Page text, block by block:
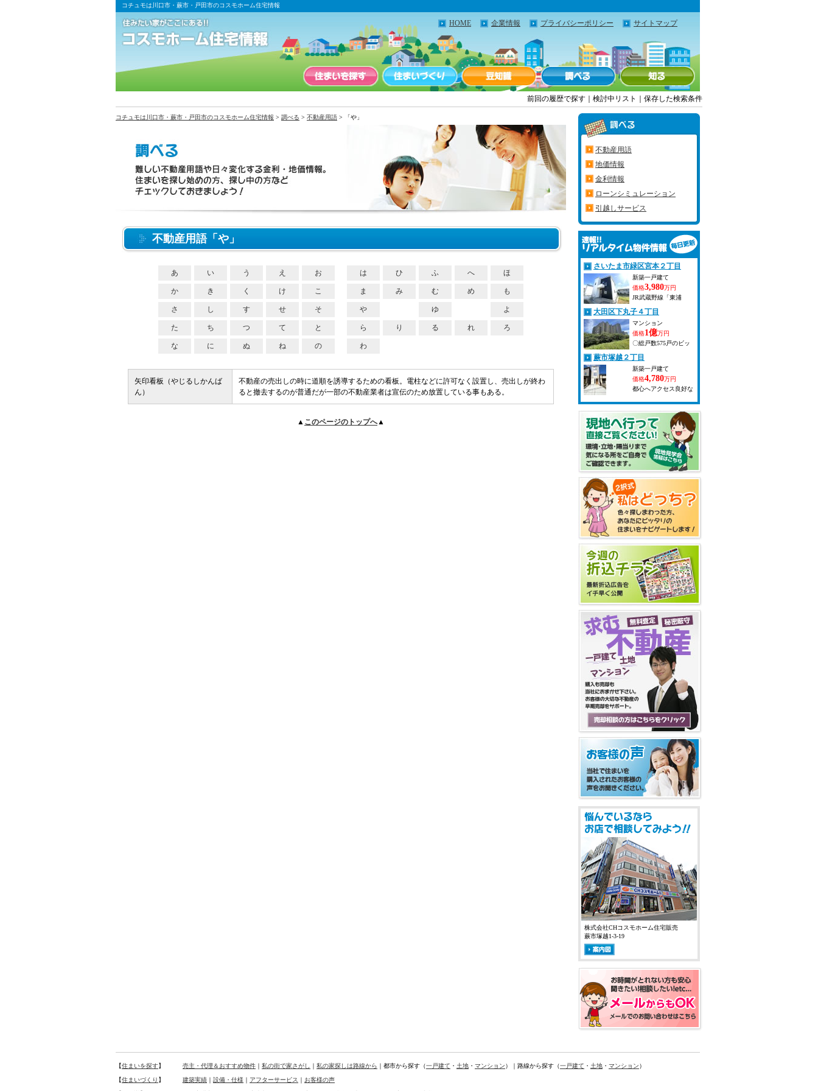
コチュモは川口市・蕨市・戸田市のコスモホーム住宅情報
HOME 企業情報 プライバシーポリシー サイトマップ
前回の履歴で探す 検討中リスト 保存した検索条件
コチュモは川口市・蕨市・戸田市のコスモホーム住宅情報 > 調べる > 不動産用語 > 「や」
不動産用語「や」
あ い う え お
か き く け こ
さ し す せ そ
た ち つ て と
な に ぬ ね の
は ひ ふ へ ほ
ま み む め も
や ゆ よ
ら り る れ ろ
わ
矢印看板（やじるしかんば
ん）
不動産の売出しの時に道順を誘導するための看板。電柱などに許可なく設置し、売出しが終わ
ると撤去するのが普通だが一部の不動産業者は宣伝のため放置している事もある。
▲ このページのトップへ▲
不動産用語
地価情報
金利情報
ローンシミュレーション
引越しサービス
さいたま市緑区宮本２丁目
新築一戸建て
価格3,980万円
JR武蔵野線「東浦
本2丁目」停徒歩2分。
1号棟は4LDK・3,980
万円、2号棟は3LDK・
4,080万円。LDK16帖
以上、全棟カースペー
ス付きの新築分譲住宅
です。
大田区下丸子４丁目
マンション
価格1億万円
〇総戸数575戸のビッ
当たり・眺望良好な8
階住戸・春はＬＤＫか
ら多摩川沿いの桜が望
めます。 〇南西・北
東の2面バルコニーで
す。 〇106.17ｍ2のゆ
とりある3LDK 〇ＬＤ
21.2帖Ｋ4.3帖です。
〇多摩川の四季を感じ
るリバーサイドレジデ
ンス
蕨市塚越２丁目
新築一戸建て
価格4,780万円
都心へアクセス良好な
小学校まで約200mで
子育て世代にも安心の
立地。 生活利便性の
整った住環境に、ゆと
りある4LDKの新築戸
建が誕生します。 ・
京浜東北・根岸線
「蕨」駅 徒歩10分の
好立地 京浜東北線
「蕨」駅徒歩10分。生
活利便性と子育て環境
が融合する街。陽光あ
ふれる4LDKの新築一
戸建て。未来への暮ら
しがここに始まりま
す。 都心へ快適アク
する3階建て新築住
宅。駅徒歩圏内に住ま
う充実感。4LDKの間
取りで家族の笑顔が集
まる空間を。 蕨駅徒
歩10分圏内、小学校ま
で200m。子育て世代
に嬉しいロケーショ
ン。広々4LDK、新築
一戸建てが登場。新し
い暮らしを始めるな
ら、この街で
株式会社CHコスモホーム住宅販売
蕨市塚越1-3-19
【住まいを探す】 売主・代理＆おすすめ物件 ｜ 私の街で家さがし ｜ 私の家探しは路線から ｜都市から探す（一戸建て ・ 土地 ・ マンション）｜路線から探す（一戸建て ・ 土地 ・ マンション）
【住まいづくり 】 建築実績 ｜ 設備・仕様 ｜ アフターサービス ｜ お客様の声